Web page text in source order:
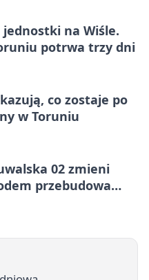
na Wiśle.
potrwa trzy dni
co zostaje po
w Toruniu
02 zmieni
przebudowa